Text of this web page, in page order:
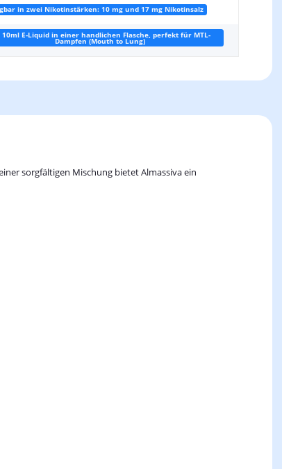
in zwei Nikotinstärken: 10 mg und 17 mg Nikotinsalz
10ml E-Liquid in einer handlichen Flasche, perfekt für MTL-
Dampfen (Mouth to Lung)
sorgfältigen Mischung bietet Almassiva ein